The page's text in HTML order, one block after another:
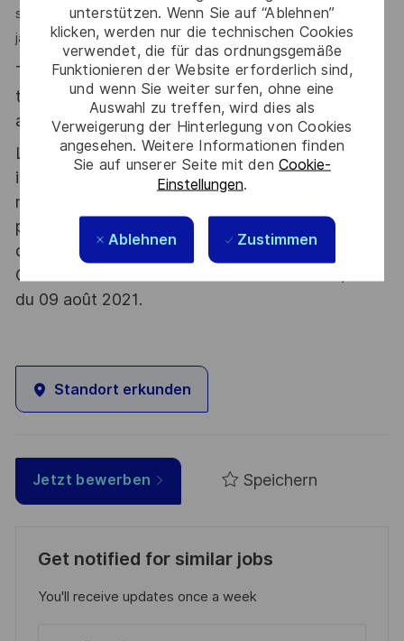
unterstützen. Wenn Sie auf “Ablehnen”
klicken, werden nur die technischen Cookies
verwendet, die für das ordnungsgemäße
Funktionieren der Website erforderlich sind,
und wenn Sie weiter surfen, ohne eine
Auswahl zu treffen, wird dies als
Verweigerung der Hinterlegung von Cookies
angesehen. Weitere Informationen finden
Sie auf unserer Seite mit den Cookie-
Einstellungen.
Ablehnen Zustimmen
souhaitez travailler dans un monde en mouvement sans
jamais vous ennuyer ? Ce poste est pour vous !
Thales, entreprise Handi-Engagée, reconnait
tous les talents. La diversité est notre meilleur
atout. Postulez et rejoignez nous !
Le poste pouvant nécessiter d'accéder à des
informations relevant du secret de la défense
nationale, la personne retenue fera l'objet d'une
procédure d’habilitation, conformément aux
dispositions des articles R.2311-1 et suivants du
Code de la défense et de l’IGI 1300 SGDSN/PSE
du 09 août 2021.
Standort erkunden
Jetzt bewerben Speichern
Get notified for similar jobs
You'll receive updates once a week